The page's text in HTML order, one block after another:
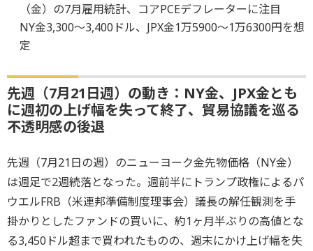
（金）の7月雇用統計、コアPCEデフレーターに注目
NY金3,300～3,400ドル、JPX金1万5900～1万6300円を想
定
先週（7月21日週）の動き：NY金、JPX金とも
に週初の上げ幅を失って終了、貿易協議を巡る
不透明感の後退
先週（7月21日の週）のニューヨーク金先物価格（NY金）
は週足で2週続落となった。週前半にトランプ政権によるパ
ウエルFRB（米連邦準備制度理事会）議長の解任観測を手
掛かりとしたファンドの買いに、約1ヶ月半ぶりの高値とな
る3,450ドル超まで買われたものの、週末にかけ上げ幅を失